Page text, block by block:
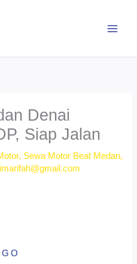
Denai
Siap Jalan
, Sewa Motor Beat Medan,